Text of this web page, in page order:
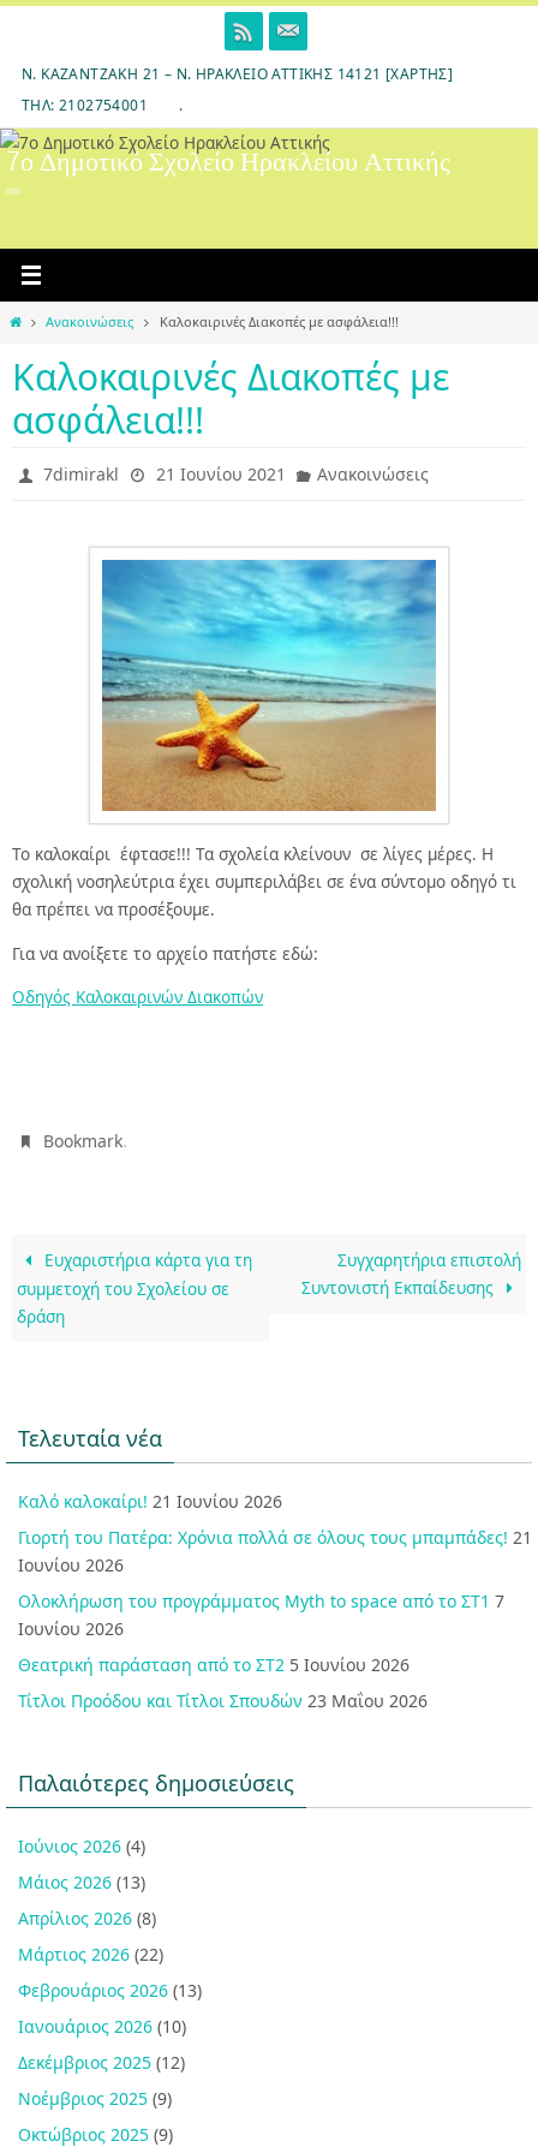
content
Ν. ΚΑΖΑΝΤΖΆΚΗ 21 – Ν. ΗΡΆΚΛΕΙΟ ΑΤΤΙΚΉΣ 14121 [ΧΆΡΤΗΣ]
ΤΗΛ: 2102754001
.
7ο Δημοτικό Σχολείο Ηρακλείου Αττικής
HomeΑνακοινώσεις Καλοκαιρινές Διακοπές με ασφάλεια!!!
Καλοκαιρινές Διακοπές με
ασφάλεια!!!
7dimirakl 21 Ιουνίου 2021 Ανακοινώσεις
Το καλοκαίρι έφτασε!!! Τα σχολεία κλείνουν σε λίγες μέρες. Η
σχολική νοσηλεύτρια έχει συμπεριλάβει σε ένα σύντομο οδηγό τι
θα πρέπει να προσέξουμε.
Για να ανοίξετε το αρχείο πατήστε εδώ:
Οδηγός Καλοκαιρινών Διακοπών
Bookmark.
Ευχαριστήρια κάρτα για τη
συμμετοχή του Σχολείου σε
δράση
Συγχαρητήρια επιστολή
Συντονιστή Εκπαίδευσης
Τελευταία νέα
Καλό καλοκαίρι! 21 Ιουνίου 2026
Γιορτή του Πατέρα: Χρόνια πολλά σε όλους τους μπαμπάδες! 21
Ιουνίου 2026
Ολοκλήρωση του προγράμματος Myth to space από το ΣΤ1 7
Ιουνίου 2026
Θεατρική παράσταση από το ΣΤ2 5 Ιουνίου 2026
Τίτλοι Προόδου και Τίτλοι Σπουδών 23 Μαΐου 2026
Παλαιότερες δημοσιεύσεις
Ιούνιος 2026 (4)
Μάιος 2026 (13)
Απρίλιος 2026 (8)
Μάρτιος 2026 (22)
Φεβρουάριος 2026 (13)
Ιανουάριος 2026 (10)
Δεκέμβριος 2025 (12)
Νοέμβριος 2025 (9)
Οκτώβριος 2025 (9)